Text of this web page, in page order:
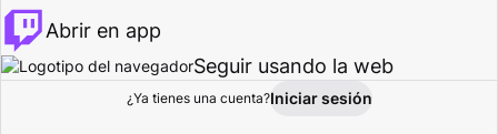
Explorar Actividad
Abrir en app
Seguir usando la web
¿Ya tienes una cuenta?Iniciar sesión